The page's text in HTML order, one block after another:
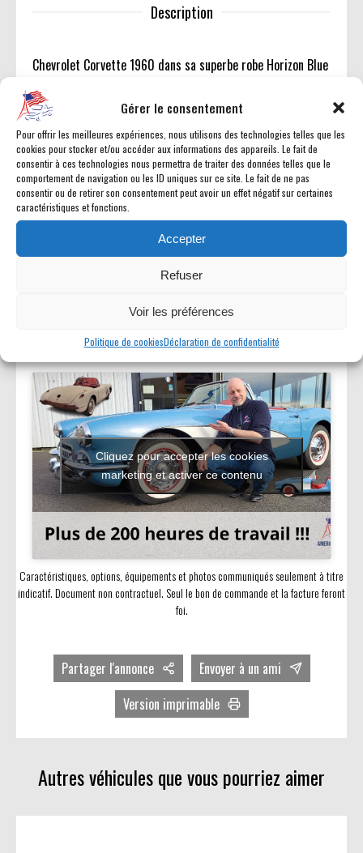
Gérer le consentement
Pour offrir les meilleures expériences, nous utilisons des technologies telles que les
cookies pour stocker et/ou accéder aux informations des appareils. Le fait de
consentir à ces technologies nous permettra de traiter des données telles que le
comportement de navigation ou les ID uniques sur ce site. Le fait de ne pas
consentir ou de retirer son consentement peut avoir un effet négatif sur certaines
caractéristiques et fonctions.
Accepter
Refuser
Voir les préférences
Politique de cookiesDéclaration de confidentialité
Description
Chevrolet Corvette 1960 dans sa superbe robe Horizon Blue
rapports, superbe état de restauration façon ACC CLASSICS
: dessus, dessous, dedans !
Cette belle C1 sortira de nos ateliers révisée et expertisée,
sans rien à prévoir comme d'habitude. Une véritable pièce
de collection très demandée, comme on en trouve que chez
ACC CLASSICS.
Retrouvez les vidéos de présentations de nos voitures sur
notre chaîne YouTube 'American Car City Classics'.
Cliquez pour accepter les cookies
marketing et activer ce contenu
Caractéristiques, options, équipements et photos communiqués seulement à titre
indicatif. Document non contractuel. Seul le bon de commande et la facture feront
foi.
Partager l'annonce Envoyer à un ami
Version imprimable
Autres véhicules que vous pourriez aimer